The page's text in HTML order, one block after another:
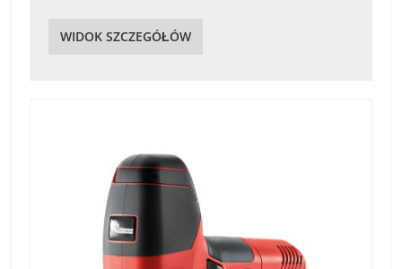
WIDOK SZCZEGÓŁÓW